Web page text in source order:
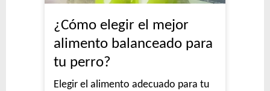
¿Cómo elegir el mejor
alimento balanceado para
tu perro?
Elegir el alimento adecuado para tu